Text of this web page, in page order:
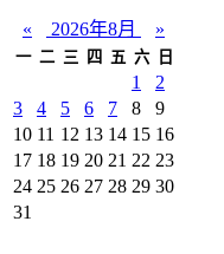
« 2026年8月 »
一 二 三 四 五 六 日
1
2
3
4 5 6 7 8
9
10 11 12 13 14 15 16
17 18 19 20 21 22 23
24 25 26 27 28 29 30
31